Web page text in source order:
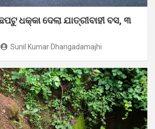
ଧକ୍କା ଦେଲା ଯାତ୍ରୀବାହୀ ବସ, ୩
Sunil Kumar Dhangadamajhi